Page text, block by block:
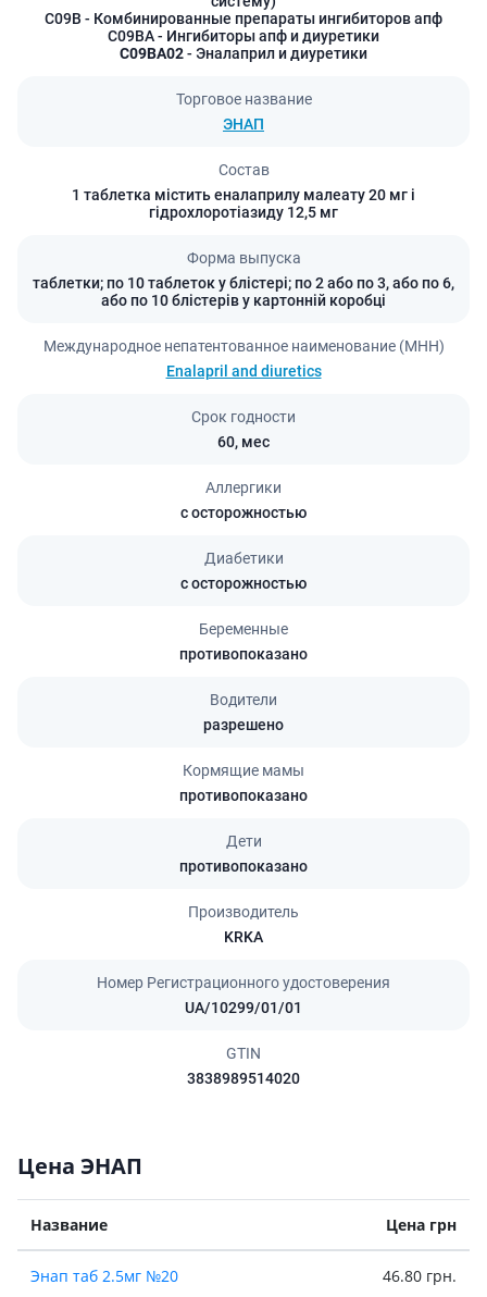
C09B - Комбинированные препараты ингибиторов апф
C09BA- Ингибиторы апф и диуретики
C09BA02- Эналаприл и диуретики
Торговое название
ЭНАП
Состав
1 таблетка містить еналаприлу малеату 20 мг і
гідрохлоротіазиду 12,5 мг
Форма выпуска
таблетки; по 10 таблеток у блістері; по 2 або по 3, або по 6,
або по 10 блістерів у картонній коробці
Международное непатентованное наименование (МНН)
Enalapril and diuretics
Срок годности
60, мес
Аллергики
с осторожностью
Диабетики
с осторожностью
Беременные
противопоказано
Водители
разрешено
Кормящие мамы
противопоказано
Дети
противопоказано
Производитель
KRKA
Номер Регистрационного удостоверения
UA/10299/01/01
GTIN
3838989514020
Цена ЭНАП
Название Цена грн
Энап таб 2.5мг №20 46.80 грн.